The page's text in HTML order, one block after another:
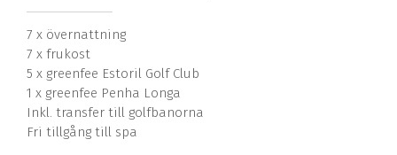
7 x övernattning
7 x frukost
5 x greenfee Estoril Golf Club
1 x greenfee Penha Longa
Inkl. transfer till golfbanorna
Fri tillgång till spa